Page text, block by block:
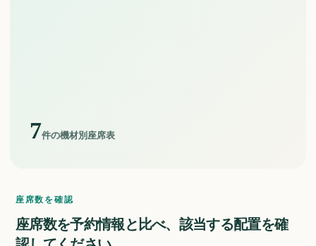
7件の機材別座席表
座席数を確認
座席数を予約情報と比べ、該当する配置を確